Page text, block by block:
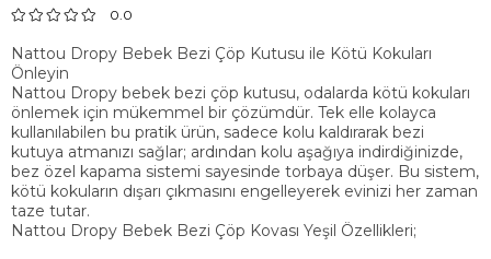
0.0
Nattou Dropy Bebek Bezi Çöp Kutusu ile Kötü Kokuları
Önleyin
Nattou Dropy bebek bezi çöp kutusu, odalarda kötü kokuları
önlemek için mükemmel bir çözümdür. Tek elle kolayca
kullanılabilen bu pratik ürün, sadece kolu kaldırarak bezi
kutuya atmanızı sağlar; ardından kolu aşağıya indirdiğinizde,
bez özel kapama sistemi sayesinde torbaya düşer. Bu sistem,
kötü kokuların dışarı çıkmasını engelleyerek evinizi her zaman
taze tutar.
Nattou Dropy Bebek Bezi Çöp Kovası Yeşil Özellikleri;